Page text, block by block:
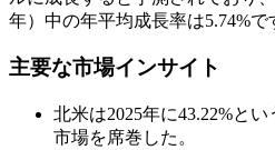
年）中の年平均成長率は5.74%で
主要な市場インサイト
北米は2025年に43.22%と
市場を席巻した。